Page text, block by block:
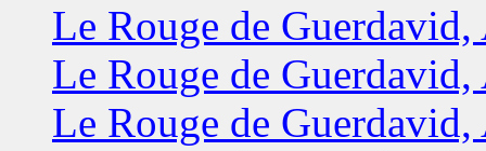
Le Rouge de Guerdavid,
Le Rouge de
Le Rouge de